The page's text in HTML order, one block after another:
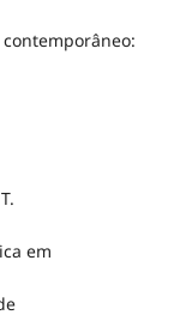
em